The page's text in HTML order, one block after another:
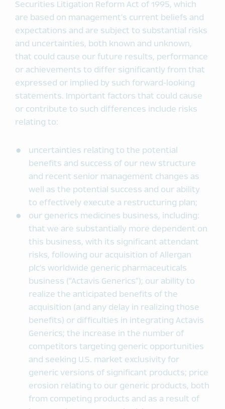
Securities Litigation Reform Act of 1995, which
are based on management’s current beliefs and
expectations and are subject to substantial risks
and uncertainties, both known and unknown,
that could cause our future results, performance
or achievements to differ significantly from that
expressed or implied by such forward-looking
statements. Important factors that could cause
or contribute to such differences include risks
relating to:
uncertainties relating to the potential
benefits and success of our new structure
and recent senior management changes as
well as the potential success and our ability
to effectively execute a restructuring plan;
our generics medicines business, including:
that we are substantially more dependent on
this business, with its significant attendant
risks, following our acquisition of Allergan
plc’s worldwide generic pharmaceuticals
business (“Actavis Generics”); our ability to
realize the anticipated benefits of the
acquisition (and any delay in realizing those
benefits) or difficulties in integrating Actavis
Generics; the increase in the number of
competitors targeting generic opportunities
and seeking U.S. market exclusivity for
generic versions of significant products; price
erosion relating to our generic products, both
from competing products and as a result of